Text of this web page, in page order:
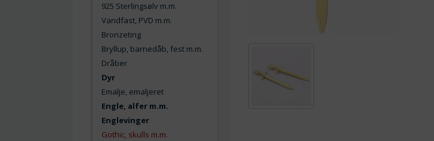
925 Sterlingsølv m.m.
Vandfast, PVD m.m.
Bronzeting
Bryllup, barnedåb, fest m.m.
Dråber
Dyr
Emalje, emaljeret
Engle, alfer m.m.
Englevinger
Gothic, skulls m.m.